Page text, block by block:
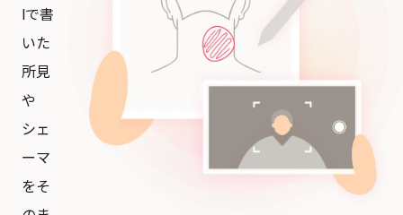
lで書
いた
所見
や
シェ
ーマ
をそ